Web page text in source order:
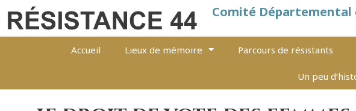
Comité Départemental
Accueil Lieux de mémoire Parcours de résistants
Un peu